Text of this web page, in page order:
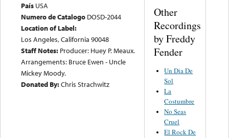
País USA
Numero de Catalogo DOSD-2044
Location of Label:
Los Angeles, California 90048
Staff Notes: Producer: Huey P. Meaux.
Arrangements: Bruce Ewen - Uncle
Mickey Moody.
Donated By:Chris Strachwitz
Other
Recordings
by Freddy
Fender
Un Dia De
Sol
La
Costumbre
No Seas
Cruel
El Rock De